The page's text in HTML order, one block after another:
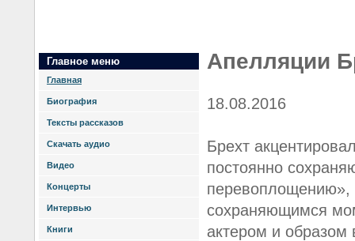
Главное меню
Главная
Биография
Тексты рассказов
Скачать аудио
Видео
Концерты
Интервью
Книги
Апелляции
18.08.2016
Брехт
постоянно
перевоплощению»,
сохраняющимся
актером и образом